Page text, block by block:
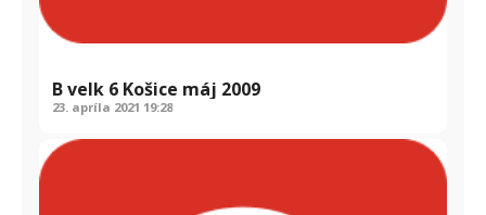
B velk 6 Košice máj 2009
23. apríla 2021 19:28